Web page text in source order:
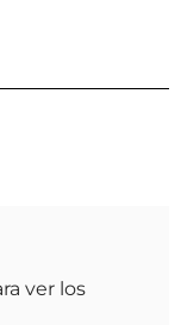
ver los